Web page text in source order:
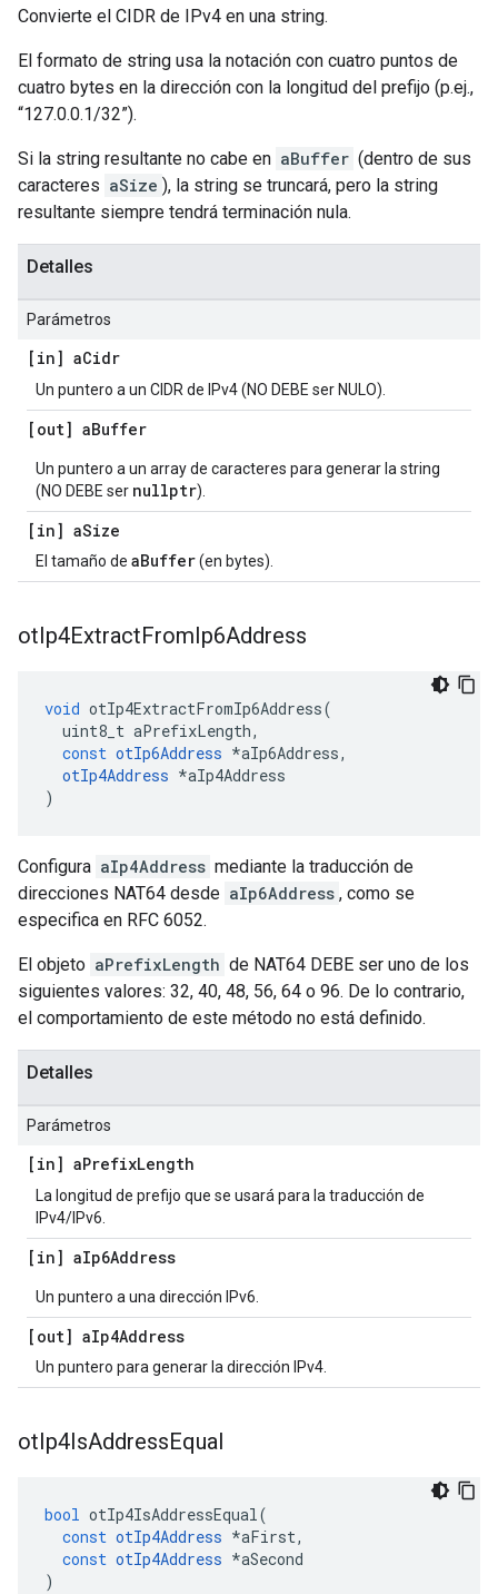
Convierte el CIDR de IPv4 en una string.
El formato de string usa la notación con cuatro puntos de
cuatro bytes en la dirección con la longitud del prefijo (p.ej.,
“127.0.0.1/32”).
Si la string resultante no cabe en aBuffer (dentro de sus
caracteres aSize ), la string se truncará, pero la string
resultante siempre tendrá terminación nula.
Detalles
Parámetros
[in] aCidr
Un puntero a un CIDR de IPv4 (NO DEBE ser NULO).
[out] aBuffer
Un puntero a un array de caracteres para generar la string
(NO DEBE ser nullptr).
[in] aSize
El tamaño de aBuffer(en bytes).
otIp4ExtractFromIp6Address
void otIp4ExtractFromIp6Address(
uint8_t aPrefixLength,
const otIp6Address *aIp6Address,
otIp4Address *aIp4Address
)
Configura aIp4Address mediante la traducción de
direcciones NAT64 desde aIp6Address , como se
especifica en RFC 6052.
El objeto aPrefixLength de NAT64 DEBE ser uno de los
siguientes valores: 32, 40, 48, 56, 64 o 96. De lo contrario,
el comportamiento de este método no está definido.
Detalles
Parámetros
[in] aPrefixLength
La longitud de prefijo que se usará para la traducción de
IPv4/IPv6.
[in] aIp6Address
Un puntero a una dirección IPv6.
[out] aIp4Address
Un puntero para generar la dirección IPv4.
otIp4IsAddressEqual
bool otIp4IsAddressEqual(
const otIp4Address *aFirst,
const otIp4Address *aSecond
)